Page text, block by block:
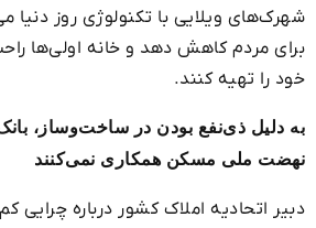
شهرک‌های ویلایی با تکنولوژی روز دنیا
برای مردم کاهش دهد و خانه اولی‌ها
خود را تهیه کنند.
به دلیل ذی‌نفع بودن در ساخت‌وساز،
نهضت ملی مسکن همکاری نمی‌کنند
دبیر اتحادیه املاک کشور درباره چرایی